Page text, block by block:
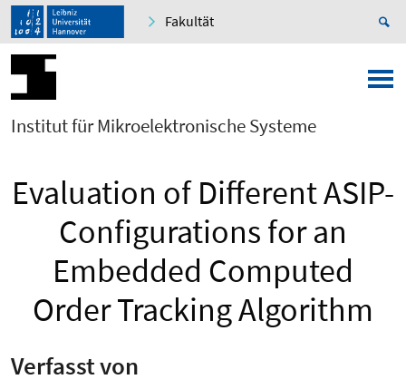
Fakultät
Institut für Mikroelektronische Systeme
Evaluation of Different ASIP-
Configurations for an
Embedded Computed
Order Tracking Algorithm
Verfasst von